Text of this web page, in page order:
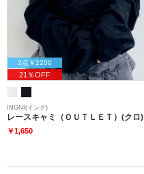
2点￥2200
21％OFF
INGNI(イング)
レースキャミ（ＯＵＴＬＥＴ）(クロ)
￥1,650